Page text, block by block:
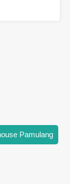
Pamulang